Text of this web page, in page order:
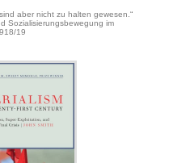
sind aber nicht zu halten gewesen.“
Sozialisierungsbewegung im
19